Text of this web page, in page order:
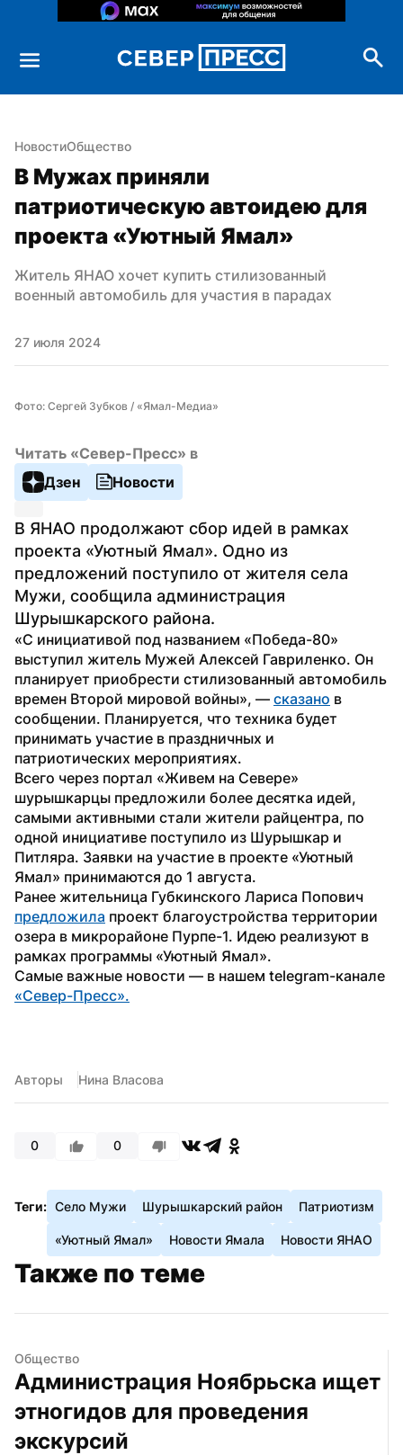
НовостиОбщество
В Мужах приняли
патриотическую автоидею для
проекта «Уютный Ямал»
Житель ЯНАО хочет купить стилизованный
военный автомобиль для участия в парадах
27 июля 2024
Фото: Сергей Зубков / «Ямал-Медиа»
Читать «Север-Пресс» в
Дзен
Новости
В ЯНАО продолжают сбор идей в рамках
проекта «Уютный Ямал». Одно из
предложений поступило от жителя села
Мужи, сообщила администрация
Шурышкарского района.
«С инициативой под названием «Победа-80»
выступил житель Мужей Алексей Гавриленко. Он
планирует приобрести стилизованный автомобиль
времен Второй мировой войны», — сказано в
сообщении. Планируется, что техника будет
принимать участие в праздничных и
патриотических мероприятиях.
Всего через портал «Живем на Севере»
шурышкарцы предложили более десятка идей,
самыми активными стали жители райцентра, по
одной инициативе поступило из Шурышкар и
Питляра. Заявки на участие в проекте «Уютный
Ямал» принимаются до 1 августа.
предложила проект благоустройства территории
озера в микрорайоне Пурпе-1. Идею реализуют в
рамках программы «Уютный Ямал».
«Север-Пресс».
Авторы Нина Власова
0 0
Теги: Село Мужи Шурышкарский район Патриотизм
«Уютный Ямал» Новости Ямала Новости ЯНАО
Также по теме
Общество
Администрация Ноябрьска ищет
этногидов для проведения
экскурсий